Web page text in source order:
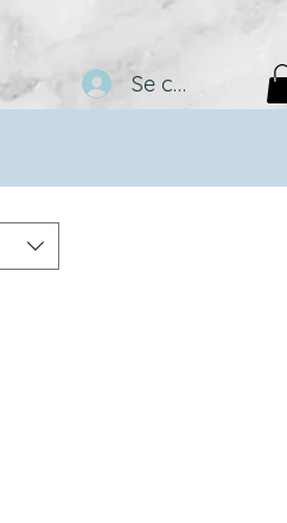
Se connecter